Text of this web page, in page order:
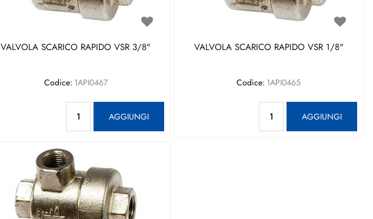
VALVOLA SCARICO RAPIDO VSR 3/8"
Codice: 1API0467
AGGIUNGI
VALVOLA SCARICO RAPIDO VSR 1/8"
Codice: 1API0465
AGGIUNGI